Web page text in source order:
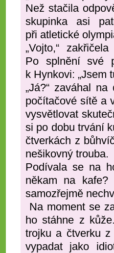
Než stačila
skupinka asi
při atletické
„Vojto,“
Po splnění své
k Hynkovi: „Jsem
„Já?“ zaváhal
počítačové sítě a
vysvětlovat
si po dobu trvání
čtverkách z
nešikovný trouba.
Podívala se na
někam na
samozřejmě
Na moment se
ho stáhne z
trojku a čtverku
vypadat jako